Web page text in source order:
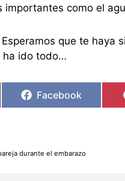
importantes como el
que te haya
ha ido todo…
Facebook
durante el embarazo